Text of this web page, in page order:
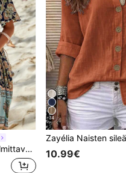
loma- ja ranta-asut naisille
14
10.99€